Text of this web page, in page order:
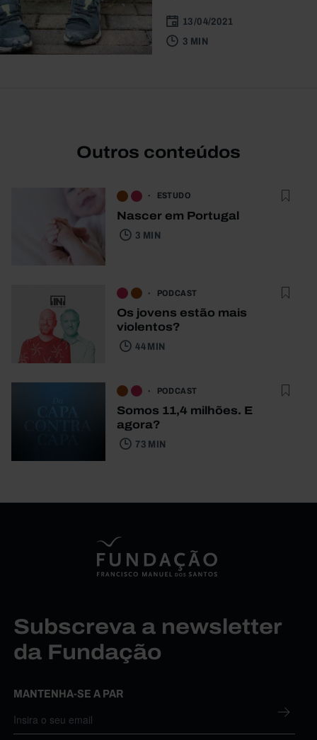
13/04/2021
3 MIN
Outros conteúdos
ESTUDO
Nascer em Portugal
3 MIN
PODCAST
Os jovens estão mais
violentos?
44 MIN
PODCAST
Somos 11,4 milhões. E
agora?
73 MIN
Subscreva a newsletter
da Fundação
MANTENHA-SE A PAR